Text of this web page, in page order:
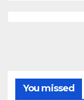
You missed